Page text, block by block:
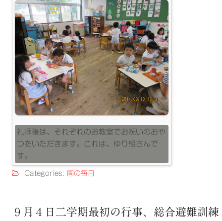
礼拝後は、それぞれのお教室でお祝いのおや
つをいただきます。これは、ゆり組さんで
す。
Categories: 園の毎日
９月４日二学期最初の行事、総合避難訓練